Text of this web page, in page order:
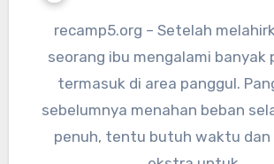
recamp5.org – Setelah melahirkan, tubuh
seorang ibu mengalami banyak
termasuk di area panggul.
sebelumnya menahan beban
penuh, tentu butuh waktu